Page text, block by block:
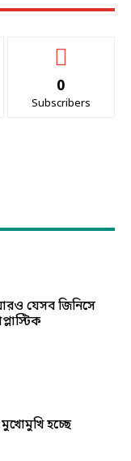
0
Subscribers
যেসব জিনিসে
হচ্ছে